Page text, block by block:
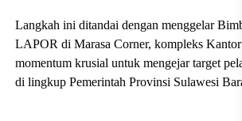
Langkah ini ditandai dengan menggelar
LAPOR di Marasa Corner, kompleks
momentum krusial untuk mengejar target
di lingkup Pemerintah Provinsi Sulawesi